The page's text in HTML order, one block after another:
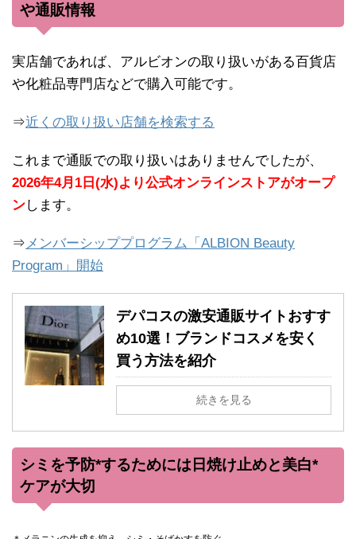
や通販情報
実店舗であれば、アルビオンの取り扱いがある百貨店
や化粧品専門店などで購入可能です。
⇒近くの取り扱い店舗を検索する
これまで通販での取り扱いはありませんでしたが、
2026年4月1日(水)より公式オンラインストアがオープ
ンします。
⇒ メンバーシッププログラム「ALBION Beauty
Program」開始
デパコスの激安通販サイトおすす
め10選！ブランドコスメを安く
買う方法を紹介
続きを見る
シミを予防*するためには日焼け止めと美白*
ケアが大切